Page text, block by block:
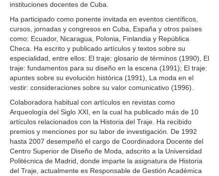
instituciones docentes de Cuba.
Ha participado como ponente invitada en eventos científicos,
cursos, jornadas y congresos en Cuba, España y otros países
como: Ecuador, Nicaragua, Polonia, Finlandia y República
Checa. Ha escrito y publicado artículos y textos sobre su
especialidad, entre ellos: El traje: glosario de términos (1990), El
traje: fundamentos para su diseño en la escena (1991); El traje:
apuntes sobre su evolución histórica (1991), La moda en el
vestir: consideraciones sobre su valor comunicativo (1996).
Colaboradora habitual con artículos en revistas como
Arqueología del Siglo XXI, en la cual ha publicado más de 10
artículos relacionados con la Historia del Traje. Ha recibido
premios y menciones por su labor de investigación. De 1992
hasta 2007 desempeñó el cargo de Coordinadora Docente del
Centro Superior de Diseño de Moda, adscrito a la Universidad
Politécnica de Madrid, donde imparte la asignatura de Historia
del Traje, actualmente es Responsable de Gestión Académica